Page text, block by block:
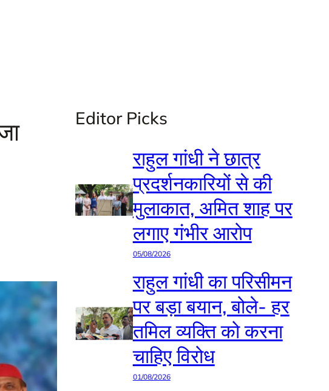
Editor Picks
राहुल गांधी ने छात्र
प्रदर्शनकारियों से की
मुलाकात, अमित शाह पर
लगाए गंभीर आरोप
05/08/2026
राहुल गांधी का परिसीमन
पर बड़ा बयान, बोले- हर
तमिल व्यक्ति को करना
चाहिए विरोध
01/08/2026